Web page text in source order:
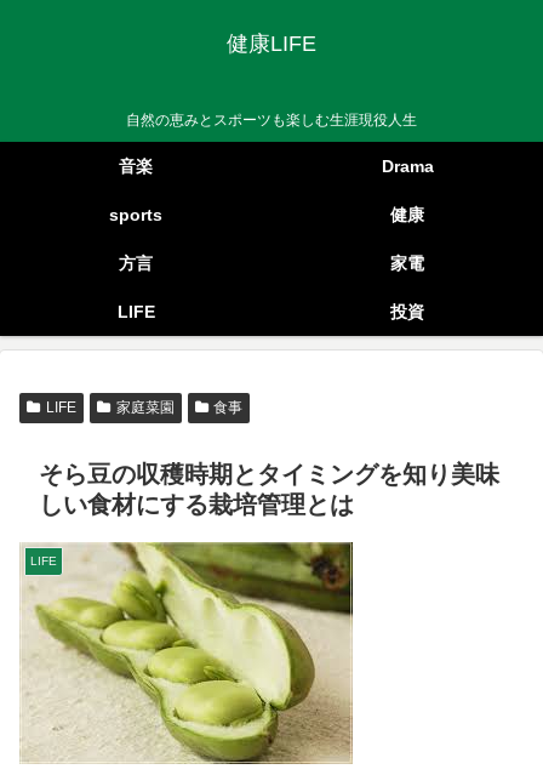
健康LIFE
自然の恵みとスポーツも楽しむ生涯現役人生
音楽 Drama
sports 健康
方言 家電
LIFE 投資
LIFE 家庭菜園 食事
そら豆の収穫時期とタイミングを知り美味
しい食材にする栽培管理とは
LIFE